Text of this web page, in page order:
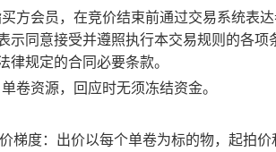
方会员，在竞价结束前通过交易系统表
示同意接受并遵照执行本交易规则的各
律规定的合同必要条款。
卷资源，回应时无须冻结资金。
梯度：出价以每个单卷为标的物，起拍